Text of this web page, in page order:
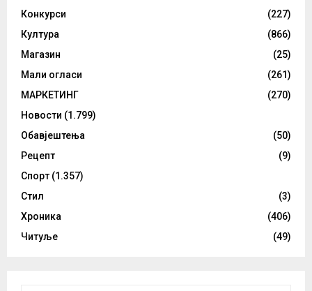
Конкурси
(227)
Култура
(866)
Магазин
(25)
Мали огласи
(261)
МАРКЕТИНГ
(270)
Новости (1.799)
Обавјештења
(50)
Рецепт
(9)
Спорт (1.357)
Стил
(3)
Хроника
(406)
Читуље
(49)